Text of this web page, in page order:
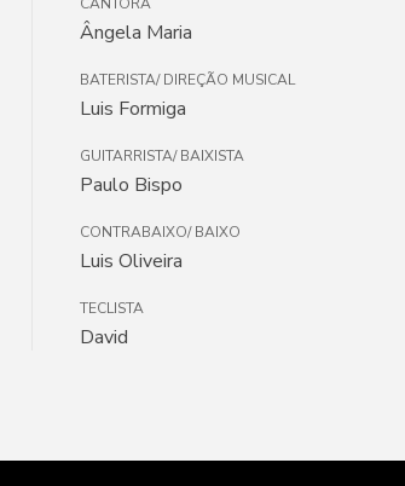
Ângela Maria
BATERISTA/ DIREÇÃO MUSICAL
Luis Formiga
GUITARRISTA/ BAIXISTA
Paulo Bispo
CONTRABAIXO/ BAIXO
Luis Oliveira
TECLISTA
David